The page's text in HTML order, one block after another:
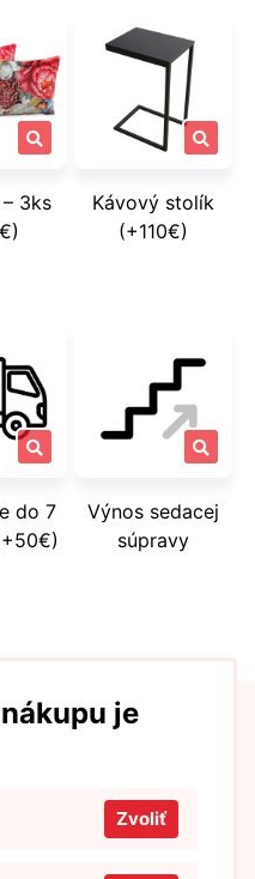
3ks
Kávový stolík
(+110€)
do 7
Výnos sedacej
súpravy
je
Zvoliť